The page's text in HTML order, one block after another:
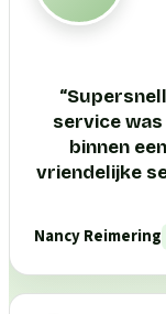
“
service
binnen
vriendelijke
Nancy Reimering